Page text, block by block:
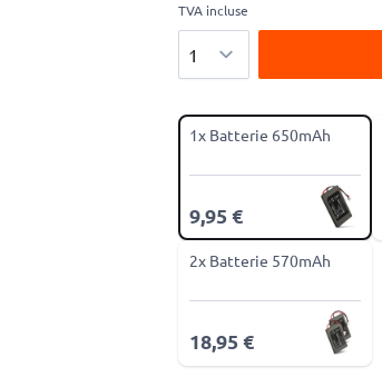
TVA incluse
1x Batterie 650mAh
9,95 €
2x Batterie 570mAh
18,95 €